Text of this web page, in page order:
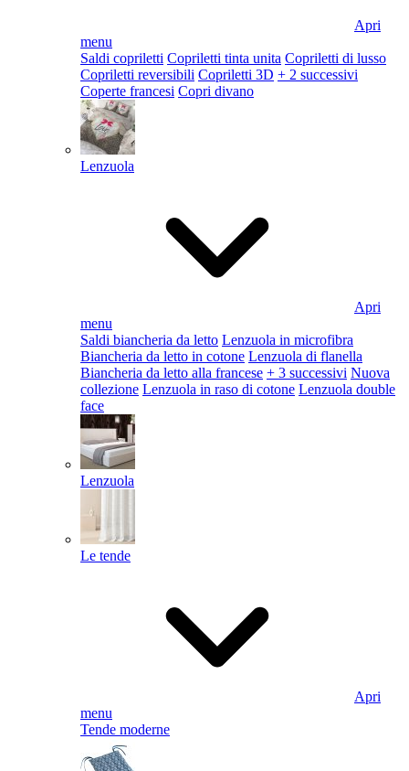
Apri
menu
Saldi copriletti Copriletti tinta unita Copriletti di lusso
Copriletti reversibili Copriletti 3D + 2 successivi
Coperte francesi Copri divano
Lenzuola
Apri
menu
Saldi biancheria da letto Lenzuola in microfibra
Biancheria da letto in cotone Lenzuola di flanella
Biancheria da letto alla francese + 3 successivi Nuova
collezione Lenzuola in raso di cotone Lenzuola double
face
Lenzuola
Le tende
Apri
menu
Tende moderne